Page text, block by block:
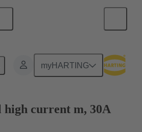
myHARTING
madre-scheda figlia
high current m, 30A